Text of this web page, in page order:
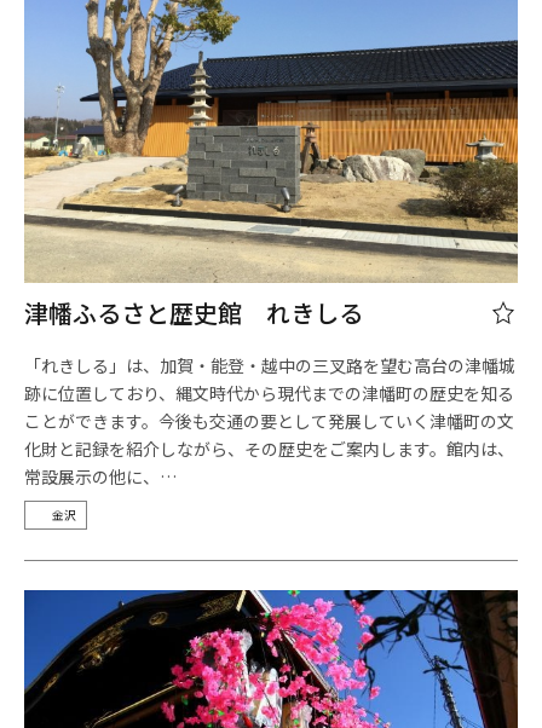
津幡ふるさと歴史館 れきしる
「れきしる」は、加賀・能登・越中の三叉路を望む高台の津幡城
跡に位置しており、縄文時代から現代までの津幡町の歴史を知る
ことができます。今後も交通の要として発展していく津幡町の文
化財と記録を紹介しながら、その歴史をご案内します。館内は、
常設展示の他に、…
金沢